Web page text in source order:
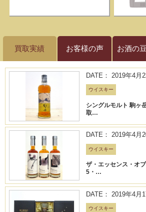
買取実績 お客様の声 お酒の
DATE： 2019年4月
ウイスキー
シングルモルト 駒ヶ
取…
DATE： 2019年4月
ウイスキー
ザ・エッセンス・オ
5・…
DATE： 2019年4月
ウイスキー